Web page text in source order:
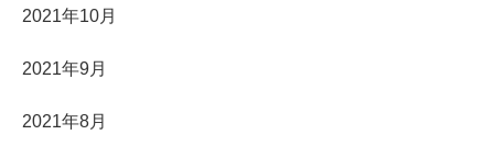
2021年10月
2021年9月
2021年8月